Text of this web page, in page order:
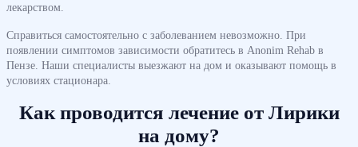
лекарством.
Справиться самостоятельно с заболеванием невозможно. При
появлении симптомов зависимости обратитесь в Anonim Rehab в
Пензе. Наши специалисты выезжают на дом и оказывают помощь в
условиях стационара.
Как проводится лечение от Лирики
на дому?